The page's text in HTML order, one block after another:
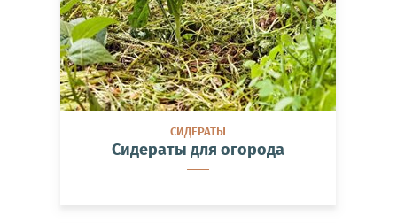
СИДЕРАТЫ
Сидераты для огорода